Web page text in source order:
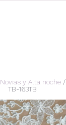
Novias y Alta noche/
TB-163TB